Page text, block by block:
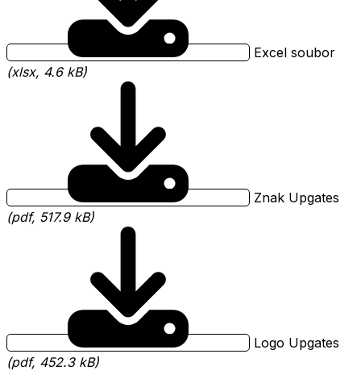
Excel soubor
(xlsx, 4.6 kB)
Znak Upgates
(pdf, 517.9 kB)
Logo Upgates
(pdf, 452.3 kB)